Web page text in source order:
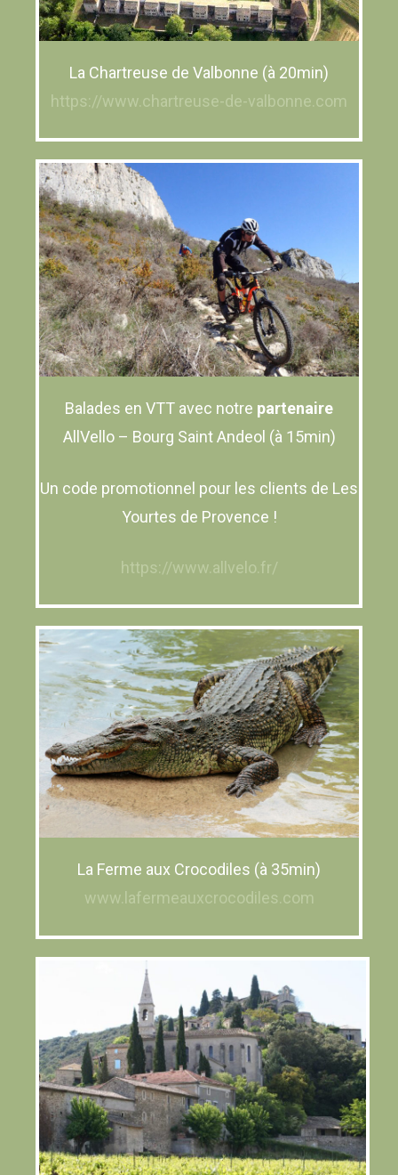
La Chartreuse de Valbonne (à 20min)
https://www.chartreuse-de-valbonne.com
Balades en VTT avec notre partenaire
AllVello – Bourg Saint Andeol (à 15min)
Un code promotionnel pour les clients de Les
Yourtes de Provence !
https://www.allvelo.fr/
La Ferme aux Crocodiles (à 35min)
www.lafermeauxcrocodiles.com